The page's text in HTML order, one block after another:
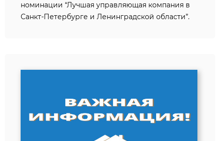
номинации “Лучшая управляющая компания в
Санкт-Петербурге и Ленинградской области”.